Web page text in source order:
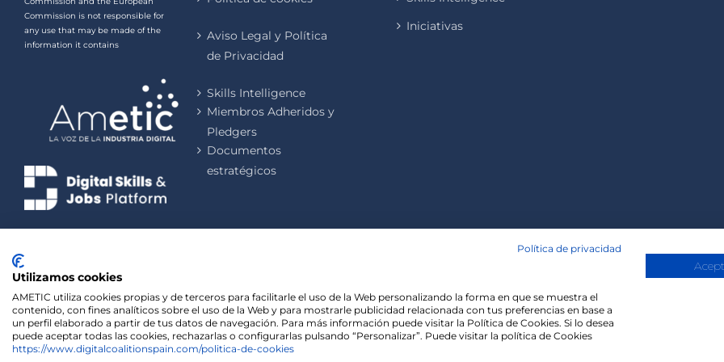
Commission is not responsible for
any use that may be made of the
information it contains
Aviso Legal y Política
de Privacidad
Skills Intelligence
Miembros Adheridos y
Pledgers
Documentos
estratégicos
Iniciativas
Copyright 2020 | Madisonmk
We use cookies on our website to give you the most relevant experience by remembering your preferences and repeat
visits. By clicking “Accept”, you consent to the use of ALL the cookies.
Política de privacidad
Utilizamos cookies
AMETIC utiliza cookies propias y de terceros para facilitarle el uso de la Web personalizando la forma en que se muestra el
contenido, con fines analíticos sobre el uso de la Web y para mostrarle publicidad relacionada con tus preferencias en base a
un perfil elaborado a partir de tus datos de navegación. Para más información puede visitar la Política de Cookies. Si lo desea
puede aceptar todas las cookies, rechazarlas o configurarlas pulsando “Personalizar”. Puede visitar la política de Cookies
https://www.digitalcoalitionspain.com/politica-de-cookies